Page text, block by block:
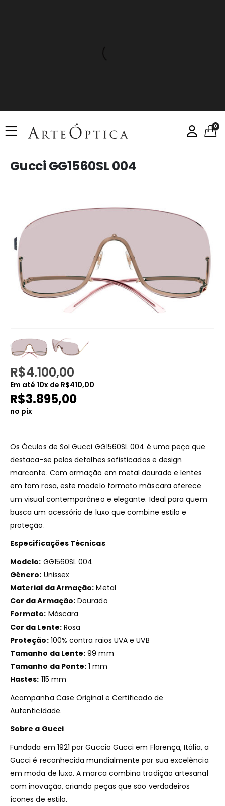
0
Gucci GG1560SL 004
R$4.100,00
Em até 10x de R$410,00
R$3.895,00
no pix
Os Óculos de Sol Gucci GG1560SL 004 é uma peça que
destaca-se pelos detalhes sofisticados e design
marcante. Com armação em metal dourado e lentes
em tom rosa, este modelo formato máscara oferece
um visual contemporâneo e elegante. Ideal para quem
busca um acessório de luxo que combine estilo e
proteção.
Especificações Técnicas
Modelo: GG1560SL 004
Gênero: Unissex
Material da Armação: Metal
Cor da Armação: Dourado
Formato: Máscara
Cor da Lente: Rosa
Proteção: 100% contra raios UVA e UVB
Tamanho da Lente: 99 mm
Tamanho da Ponte: 1 mm
Hastes: 115 mm
Acompanha Case Original e Certificado de
Autenticidade.
Sobre a Gucci
Fundada em 1921 por Guccio Gucci em Florença, Itália, a
Gucci é reconhecida mundialmente por sua excelência
em moda de luxo. A marca combina tradição artesanal
com inovação, criando peças que são verdadeiros
ícones de estilo.